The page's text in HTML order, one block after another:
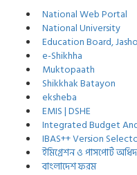
National Web Portal
National University
Education Board,
e-Shikhha
Muktopaath
Shikkhak Batayon
eksheba
EMIS | DSHE
Integrated Budget
IBAS++ Version
ইমিগ্রেশন ও পাসপোর্ট
বাংলাদেশ ফরম